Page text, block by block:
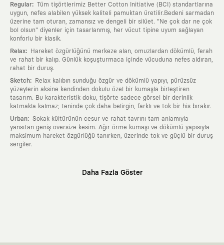
Regular: Tüm tişörtlerimiz Better Cotton Initiative (BCI) standartlarına
uygun, nefes alabilen yüksek kaliteli pamuktan üretilir.Bedeni sarmadan
üzerine tam oturan, zamansız ve dengeli bir silüet. "Ne çok dar ne çok
bol olsun" diyenler için tasarlanmış, her vücut tipine uyum sağlayan
konforlu bir klasik.
Relax:
Hareket özgürlüğünü merkeze alan, omuzlardan dökümlü, ferah
ve rahat bir kalıp. Günlük koşuşturmaca içinde vücuduna nefes aldıran,
rahat bir duruş.
Sketch:
Relax kalıbın sunduğu özgür ve dökümlü yapıyı, pürüzsüz
yüzeylerin aksine kendinden dokulu özel bir kumaşla birleştiren
tasarım. Bu karakteristik doku, tişörte sadece görsel bir derinlik
katmakla kalmaz; teninde çok daha belirgin, farklı ve tok bir his bırakır.
Urban: Sokak kültürünün cesur ve rahat tavrını tam anlamıyla
yansıtan geniş oversize kesim. Ağır örme kumaşı ve dökümlü yapısıyla
maksimum hareket özgürlüğü tanırken, üzerinde tok ve güçlü bir duruş
sergiler.
dolabının en değerli parçası olarak kalacak, hikayesini ve estetik
Daha Fazla Göster